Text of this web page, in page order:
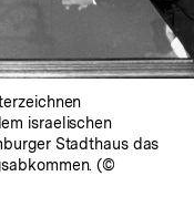
israelischen
Stadthaus das
(©